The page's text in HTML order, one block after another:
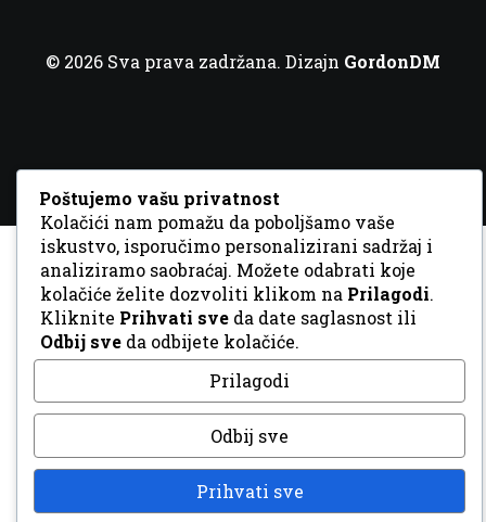
© 2026 Sva prava zadržana. Dizajn GordonDM
Poštujemo vašu privatnost
Kolačići nam pomažu da poboljšamo vaše
iskustvo, isporučimo personalizirani sadržaj i
analiziramo saobraćaj. Možete odabrati koje
kolačiće želite dozvoliti klikom na Prilagodi.
Kliknite Prihvati sve da date saglasnost ili
Odbij sve da odbijete kolačiće.
Prilagodi
Odbij sve
Prihvati sve